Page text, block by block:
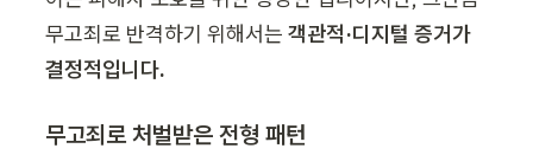
무고죄로 반격하기 위해서는 객관적·디지털 증거가
결정적입니다.
무고죄로 처벌받은 전형 패턴